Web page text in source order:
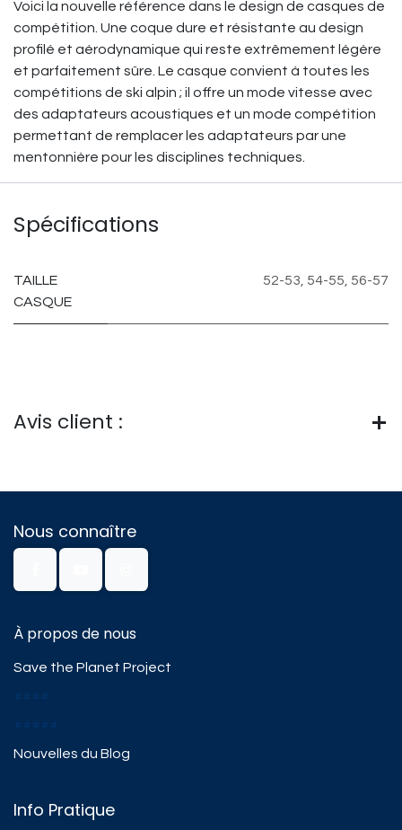
Voici la nouvelle référence dans le design de casques de
compétition. Une coque dure et résistante au design
profilé et aérodynamique qui reste extrêmement légère
et parfaitement sûre. Le casque convient à toutes les
compétitions de ski alpin ; il offre un mode vitesse avec
des adaptateurs acoustiques et un mode compétition
permettant de remplacer les adaptateurs par une
mentonnière pour les disciplines techniques.
Spécifications
TAILLE
CASQUE
52-53 54-55 56-57
Avis client :
Nous connaître
À propos de nous
Save the Planet Project
####
#####
Nouvelles du Blog
Info Pratique